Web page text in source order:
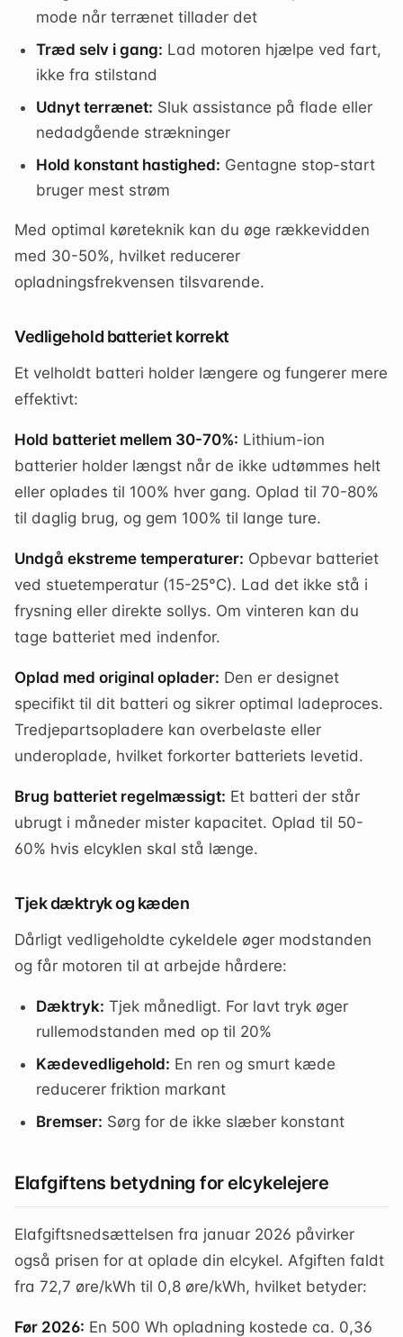
mode når terrænet tillader det
Træd selv i gang: Lad motoren hjælpe ved fart,
ikke fra stilstand
Udnyt terrænet: Sluk assistance på flade eller
nedadgående strækninger
Hold konstant hastighed: Gentagne stop-start
bruger mest strøm
Med optimal køreteknik kan du øge rækkevidden
med 30-50%, hvilket reducerer
opladningsfrekvensen tilsvarende.
Vedligehold batteriet korrekt
Et velholdt batteri holder længere og fungerer mere
effektivt:
Hold batteriet mellem 30-70%: Lithium-ion
batterier holder længst når de ikke udtømmes helt
eller oplades til 100% hver gang. Oplad til 70-80%
til daglig brug, og gem 100% til lange ture.
Undgå ekstreme temperaturer: Opbevar batteriet
ved stuetemperatur (15-25°C). Lad det ikke stå i
frysning eller direkte sollys. Om vinteren kan du
tage batteriet med indenfor.
Oplad med original oplader: Den er designet
specifikt til dit batteri og sikrer optimal ladeproces.
Tredjepartsopladere kan overbelaste eller
underoplade, hvilket forkorter batteriets levetid.
Brug batteriet regelmæssigt: Et batteri der står
ubrugt i måneder mister kapacitet. Oplad til 50-
60% hvis elcyklen skal stå længe.
Tjek dæktryk og kæden
Dårligt vedligeholdte cykeldele øger modstanden
og får motoren til at arbejde hårdere:
Dæktryk: Tjek månedligt. For lavt tryk øger
rullemodstanden med op til 20%
Kædevedligehold: En ren og smurt kæde
reducerer friktion markant
Bremser: Sørg for de ikke slæber konstant
Elafgiftens betydning for elcykelejere
Elafgiftsnedsættelsen fra januar 2026 påvirker
også prisen for at oplade din elcykel. Afgiften faldt
fra 72,7 øre/kWh til 0,8 øre/kWh, hvilket betyder:
Før 2026: En 500 Wh opladning kostede ca. 0,36